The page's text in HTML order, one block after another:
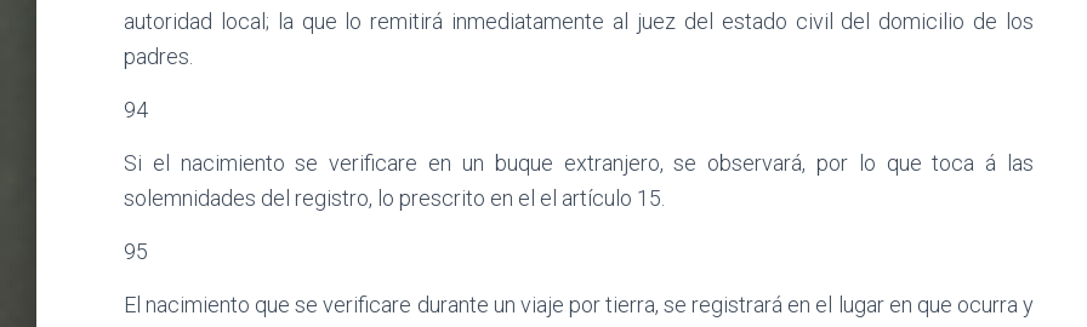
autoridad local; la que lo remitirá inmediatamente al juez del estado civil del domicilio de los
padres.
94
Si el nacimiento se verificare en un buque extranjero, se observará, por lo que toca á las
solemnidades del registro, lo prescrito en el el artículo 15.
95
El nacimiento que se verificare durante un viaje por tierra, se registrará en el lugar en que ocurra y